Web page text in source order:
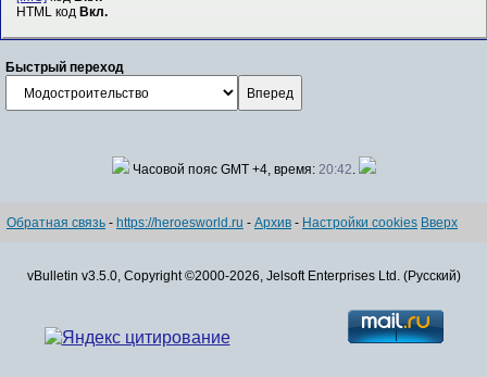
HTML код Вкл.
Быстрый переход
Часовой пояс GMT +4, время: 20:42.
Обратная связь - https://heroesworld.ru - Архив - Настройки cookies Вверх
vBulletin v3.5.0, Copyright ©2000-2026, Jelsoft Enterprises Ltd. (Русский)